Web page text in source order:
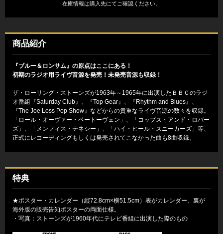
在庫情報は購入先にてご確認ください。
商品紹介
『ブルー＆ロンサム』の原点はここにある！
初期のラジオ用ライヴ音源を発売！未発売音源も収録！
ザ・ローリング・ストーンズが1963年～1965年に出演したＢＢＣのラジ
オ番組『Saturday Club』、『Top Gear』、『Rhythm and Blues』、
『The Joe Loss Pop Show』などからの貴重なライヴ音源の数々を収録。
「ロール・オーヴァー・ベートーヴェン」、「コップス・アンド・ロバー
ズ」、「メンフィス・テネシー」、「ハイ・ヒール・スニーカーズ」等、
正式にレコーディングもしくは発売されてこなかった曲も8曲収録。
特典
★ポスター・カレンダー（縦72.8cm×横51.5cm）表がカレンダー、裏が
海外版の販売告知ポスターの両面仕様。
・写真：ストーンズが1960年代にテレビ番組に出演した際のもの